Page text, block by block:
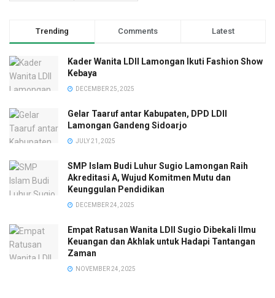
Trending Comments Latest
Kader Wanita LDII Lamongan Ikuti Fashion Show
Kebaya
DECEMBER 25, 2025
Gelar Taaruf antar Kabupaten, DPD LDII
Lamongan Gandeng Sidoarjo
JULY 21, 2025
SMP Islam Budi Luhur Sugio Lamongan Raih
Akreditasi A, Wujud Komitmen Mutu dan
Keunggulan Pendidikan
DECEMBER 24, 2025
Empat Ratusan Wanita LDII Sugio Dibekali Ilmu
Keuangan dan Akhlak untuk Hadapi Tantangan
Zaman
NOVEMBER 24, 2025